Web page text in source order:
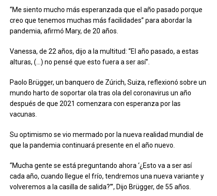
“Me siento mucho más esperanzada que el año pasado porque
creo que tenemos muchas más facilidades” para abordar la
pandemia, afirmó Mary, de 20 años.
Vanessa, de 22 años, dijo a la multitud: “El año pasado, a estas
alturas, (…) no pensé que esto fuera a ser así”.
Paolo Brügger, un banquero de Zúrich, Suiza, reflexionó sobre un
mundo harto de soportar ola tras ola del coronavirus un año
después de que 2021 comenzara con esperanza por las
vacunas.
Su optimismo se vio mermado por la nueva realidad mundial de
que la pandemia continuará presente en el año nuevo.
“Mucha gente se está preguntando ahora ‘¿Esto va a ser así
cada año, cuando llegue el frío, tendremos una nueva variante y
volveremos a la casilla de salida?’”, Dijo Brügger, de 55 años.